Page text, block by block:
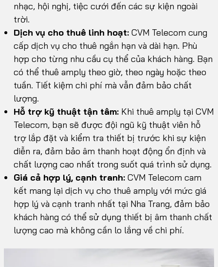
nhạc, hội nghị, tiệc cưới đến các sự kiện ngoài
trời.
Dịch vụ cho thuê linh hoạt: CVM Telecom cung
cấp dịch vụ cho thuê ngắn hạn và dài hạn. Phù
hợp cho từng nhu cầu cụ thể của khách hàng. Bạn
có thể thuê amply theo giờ, theo ngày hoặc theo
tuần. Tiết kiệm chi phí mà vẫn đảm bảo chất
lượng.
Hỗ trợ kỹ thuật tận tâm: Khi thuê amply tại CVM
Telecom, bạn sẽ được đội ngũ kỹ thuật viên hỗ
trợ lắp đặt và kiểm tra thiết bị trước khi sự kiện
diễn ra, đảm bảo âm thanh hoạt động ổn định và
chất lượng cao nhất trong suốt quá trình sử dụng.
Giá cả hợp lý, cạnh tranh: CVM Telecom cam
kết mang lại dịch vụ cho thuê amply với mức giá
hợp lý và cạnh tranh nhất tại Nha Trang, đảm bảo
khách hàng có thể sử dụng thiết bị âm thanh chất
lượng cao mà không cần lo lắng về chi phí.